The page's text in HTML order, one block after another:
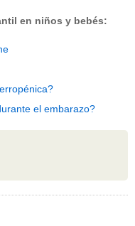
en niños y bebés:
el embarazo?